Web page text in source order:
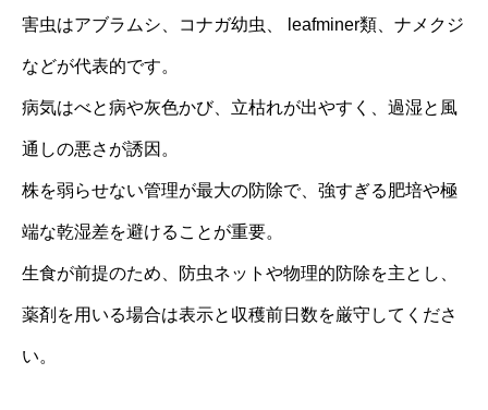
害虫はアブラムシ、コナガ幼虫、 leafminer類、ナメクジ
などが代表的です。
病気はべと病や灰色かび、立枯れが出やすく、過湿と風
通しの悪さが誘因。
株を弱らせない管理が最大の防除で、強すぎる肥培や極
端な乾湿差を避けることが重要。
生食が前提のため、防虫ネットや物理的防除を主とし、
薬剤を用いる場合は表示と収穫前日数を厳守してくださ
い。